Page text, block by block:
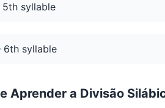
syllable
syllable
Aprender a Divisão